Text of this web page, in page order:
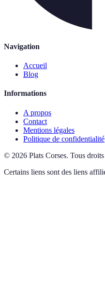
Navigation
Accueil
Blog
Informations
A propos
Contact
Mentions légales
Politique de confidentialité
© 2026 Plats Corses. Tous droits
Certains liens sont des liens